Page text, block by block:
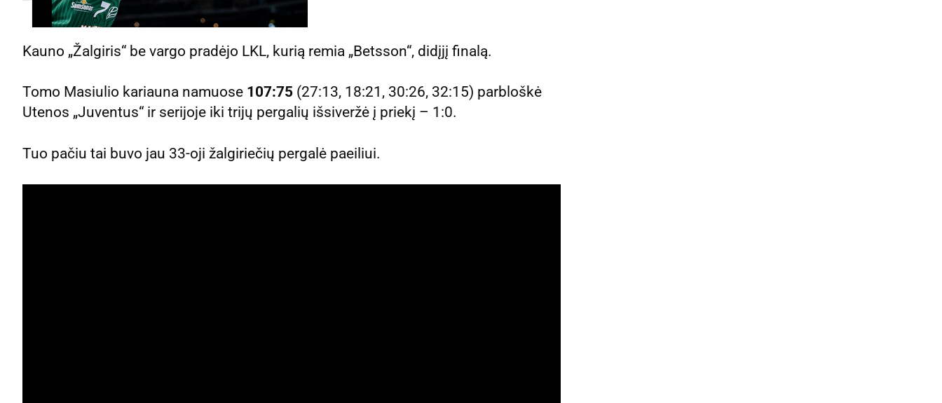
Kauno „Žalgiris“ be vargo pradėjo LKL, kurią remia „Betsson“, didįjį finalą.
Tomo Masiulio kariauna namuose 107:75 (27:13, 18:21, 30:26, 32:15) parbloškė
Utenos „Juventus“ ir serijoje iki trijų pergalių išsiveržė į priekį – 1:0.
Tuo pačiu tai buvo jau 33-oji žalgiriečių pergalė paeiliui.